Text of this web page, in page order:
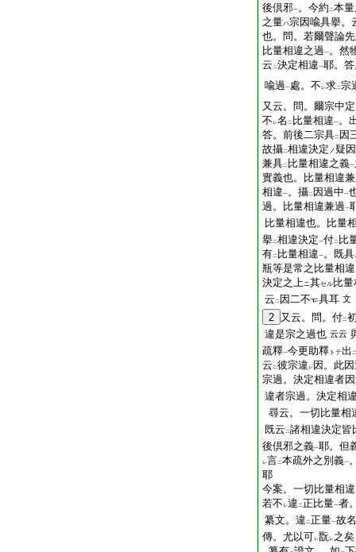
後倶邪一。今約 二本
之量ハ宗因喩具擧。
也。問。若爾聲論
比量相違之過一。然
云 二決定相違一耶。
喩過一處。不 レ求二宗
又云。問。爾宗中
不 レ名 二 比量相違一。
答。前後二宗具二 因
故攝二相違決定 ノ 疑因
兼具二 比量相違之義一
實義也。比量相違
相違一。攝二 因過中一
過。比量相違兼過一
比量相違也。比量
擧二相違決定一付二 比
有二 比量相違一。既具
瓶等是常之比量相
決定之上ニ其セル 比
云 二 因二不 具耳 文
2 又云。問。付二
違是宗之過也 云云
疏釋一今更助釋 トテ出 二
云 二彼宗違 レ 因。此
宗過。決定相違者
違者宗過。決定相
尋云。一切比量相
既云 二諸相違決定皆
後倶邪之義一耶。但
レ言二本疏外之別義一
耶
今案。一切比量相
若不 レ違 二正比量一者
纂文。違 二正量一故名
傳。尤以可レ翫レ之矣